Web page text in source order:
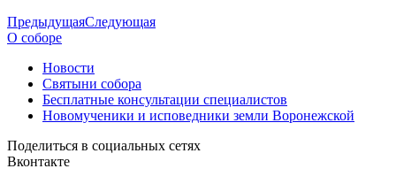
ПредыдущаяСледующая
О соборе
Новости
Святыни собора
Бесплатные консультации специалистов
Новомученики и исповедники земли Воронежской
Поделиться в социальных сетях
Вконтакте